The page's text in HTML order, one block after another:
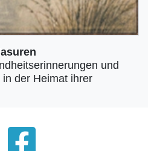
und
der Heimat ihrer